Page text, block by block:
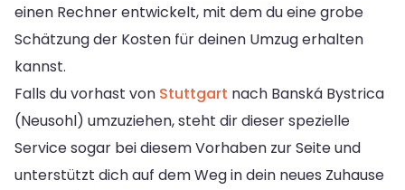
einen Rechner entwickelt, mit dem du eine grobe
Schätzung der Kosten für deinen Umzug erhalten
kannst.
Falls du vorhast von Stuttgart nach Banská Bystrica
(Neusohl) umzuziehen, steht dir dieser spezielle
Service sogar bei diesem Vorhaben zur Seite und
unterstützt dich auf dem Weg in dein neues Zuhause